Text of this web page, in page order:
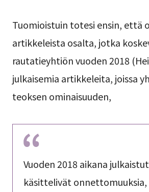
Tuomioistuin totesi ensin, että
artikkeleista osalta, jotka
rautatieyhtiön vuoden 2018
julkaisemia artikkeleita, joissa
teoksen ominaisuuden,
Vuoden 2018 aikana
käsittelivät onnettomuuksia,